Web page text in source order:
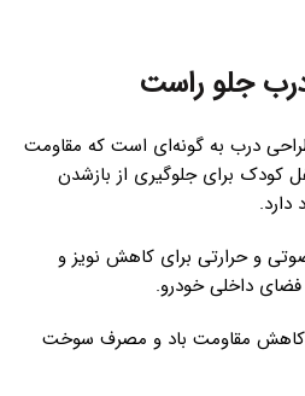
جلو راست
درب به گونه‌ای است که مقاومت
کودک برای جلوگیری از بازشدن
و حرارتی برای کاهش نویز و
داخلی خودرو.
کاهش مقاومت باد و مصرف سوخت